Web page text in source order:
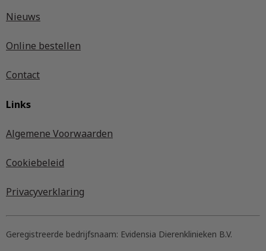
Nieuws
Online bestellen
Contact
Links
Algemene Voorwaarden
Cookiebeleid
Privacyverklaring
Geregistreerde bedrijfsnaam: Evidensia Dierenklinieken B.V.